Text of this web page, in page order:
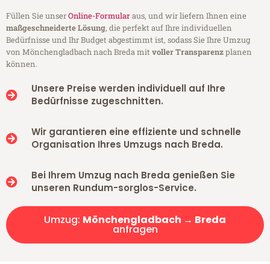
Füllen Sie unserOnline-Formularaus, und wir liefern Ihnen eine
maßgeschneiderte Lösung, die perfekt auf Ihre individuellen
Bedürfnisse und Ihr Budget abgestimmt ist, sodass Sie Ihre Umzug
von Mönchengladbach nach Breda mitvoller Transparenzplanen
können.
Unsere Preise werden individuell auf Ihre
Bedürfnisse zugeschnitten.
Wir garantieren eine effiziente und schnelle
Organisation Ihres Umzugs nach Breda.
Bei Ihrem Umzug nach Breda genießen Sie
unseren Rundum-sorglos-Service.
Umzug: Mönchengladbach → Breda
anfragen